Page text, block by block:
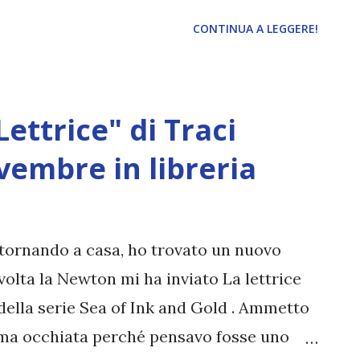
CONTINUA A LEGGERE!
di Traci
in libreria
a casa, ho trovato un nuovo
la Newton mi ha inviato La lettrice
serie Sea of Ink and Gold . Ammetto
occhiata perché pensavo fosse uno